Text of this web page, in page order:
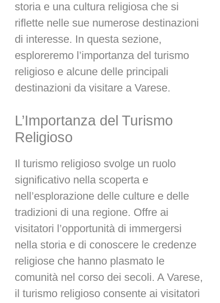
storia e una cultura religiosa che si
riflette nelle sue numerose destinazioni
di interesse. In questa sezione,
esploreremo l’importanza del turismo
religioso e alcune delle principali
destinazioni da visitare a Varese.
L’Importanza del Turismo
Religioso
Il turismo religioso svolge un ruolo
significativo nella scoperta e
nell’esplorazione delle culture e delle
tradizioni di una regione. Offre ai
visitatori l’opportunità di immergersi
nella storia e di conoscere le credenze
religiose che hanno plasmato le
comunità nel corso dei secoli. A Varese,
il turismo religioso consente ai visitatori